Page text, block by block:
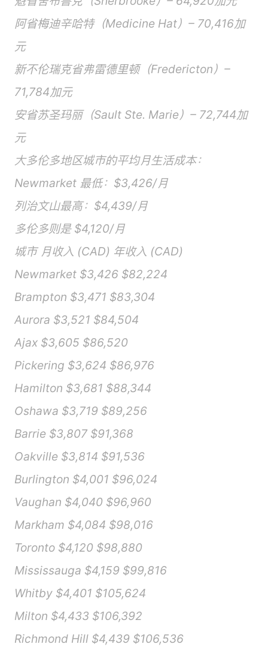
阿省梅迪辛哈特（Medicine Hat）– 70,416加
元
新不伦瑞克省弗雷德里顿（Fredericton）–
71,784加元
安省苏圣玛丽（Sault Ste. Marie）– 72,744加
元
大多伦多地区城市的平均月生活成本：
Newmarket 最低：$3,426/月
列治文山最高：$4,439/月
多伦多则是 $4,120/月
城市 月收入 (CAD) 年收入 (CAD)
Newmarket $3,426 $82,224
Brampton $3,471 $83,304
Aurora $3,521 $84,504
Ajax $3,605 $86,520
Pickering $3,624 $86,976
Hamilton $3,681 $88,344
Oshawa $3,719 $89,256
Barrie $3,807 $91,368
Oakville $3,814 $91,536
Burlington $4,001 $96,024
Vaughan $4,040 $96,960
Markham $4,084 $98,016
Toronto $4,120 $98,880
Mississauga $4,159 $99,816
Whitby $4,401 $105,624
Milton $4,433 $106,392
Richmond Hill $4,439 $106,536